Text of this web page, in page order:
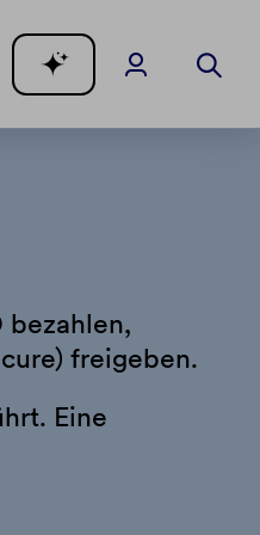
bezahlen,
freigeben.
Eine